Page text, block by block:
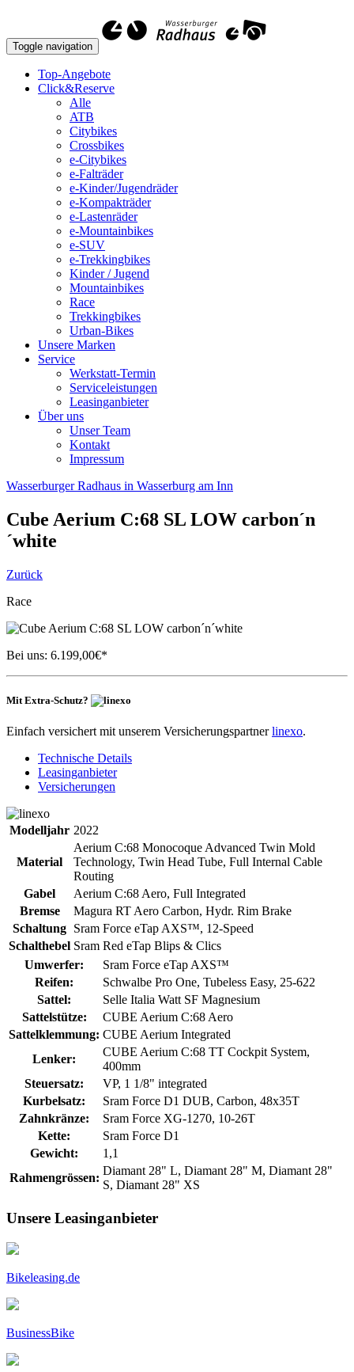
Toggle navigation
Top-Angebote
Click&Reserve
Alle
ATB
Citybikes
Crossbikes
e-Citybikes
e-Falträder
e-Kinder/Jugendräder
e-Kompakträder
e-Lastenräder
e-Mountainbikes
e-SUV
e-Trekkingbikes
Kinder / Jugend
Mountainbikes
Race
Trekkingbikes
Urban-Bikes
Unsere Marken
Service
Werkstatt-Termin
Serviceleistungen
Leasinganbieter
Über uns
Unser Team
Kontakt
Impressum
Wasserburger Radhaus in Wasserburg am Inn
Cube Aerium C:68 SL LOW carbon´n
´white
Zurück
Race
Bei uns: 6.199,00€*
Mit Extra-Schutz?
Einfach versichert mit unserem Versicherungspartnerlinexo.
Technische Details
Leasinganbieter
Versicherungen
Modelljahr 2022
Material
Aerium C:68 Monocoque Advanced Twin Mold
Technology, Twin Head Tube, Full Internal Cable
Routing
Gabel
Aerium C:68 Aero, Full Integrated
Bremse
Magura RT Aero Carbon, Hydr. Rim Brake
Schaltung Sram Force eTap AXS™, 12-Speed
Schalthebel Sram Red eTap Blips & Clics
Umwerfer:
Sram Force eTap AXS™
Reifen:
Schwalbe Pro One, Tubeless Easy, 25-622
Sattel:
Selle Italia Watt SF Magnesium
Sattelstütze:
CUBE Aerium C:68 Aero
Sattelklemmung: CUBE Aerium Integrated
Lenker:
CUBE Aerium C:68 TT Cockpit System,
400mm
Steuersatz:
VP, 1 1/8" integrated
Kurbelsatz:
Sram Force D1 DUB, Carbon, 48x35T
Zahnkränze:
Sram Force XG-1270, 10-26T
Kette:
Sram Force D1
Gewicht:
1,1
Rahmengrössen:
Diamant 28" L, Diamant 28" M, Diamant 28"
S, Diamant 28" XS
Unsere Leasinganbieter
Bikeleasing.de
BusinessBike